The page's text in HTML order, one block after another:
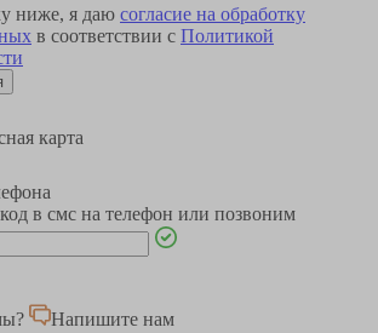
ниже, я даю согласие на обработку
в соответствии с Политикой
карта
в смс на телефон или позвоним
Напишите нам